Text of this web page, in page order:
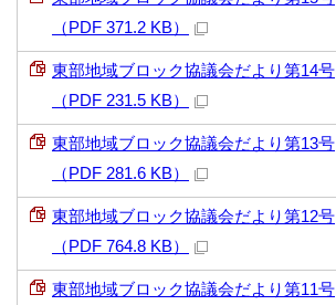
（PDF 371.2 KB）
東部地域ブロック協議会だより第14号
（PDF 231.5 KB）
東部地域ブロック協議会だより第13号
（PDF 281.6 KB）
東部地域ブロック協議会だより第12号
（PDF 764.8 KB）
東部地域ブロック協議会だより第11号